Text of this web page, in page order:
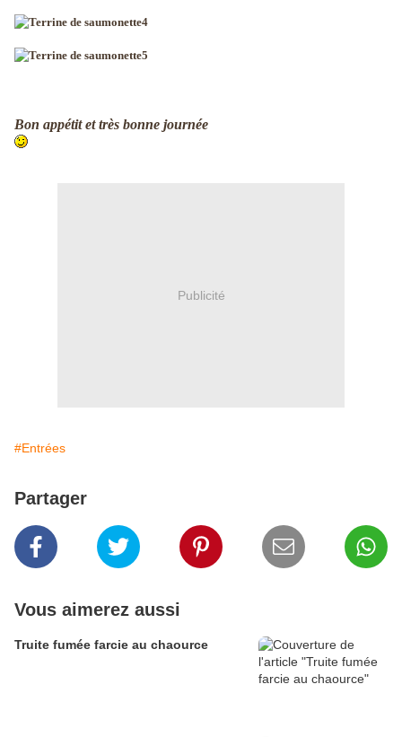
Bon appétit et très bonne journée
Publicité
#Entrées
Partager
Vous aimerez aussi
Truite fumée farcie au chaource